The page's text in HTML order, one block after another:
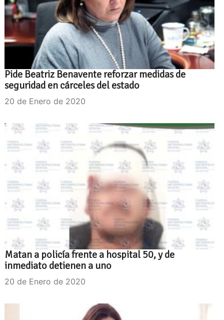
Pide Beatriz Benavente reforzar medidas de
seguridad en cárceles del estado
20 de Enero de 2020
Matan a policía frente a hospital 50, y de
inmediato detienen a uno
20 de Enero de 2020